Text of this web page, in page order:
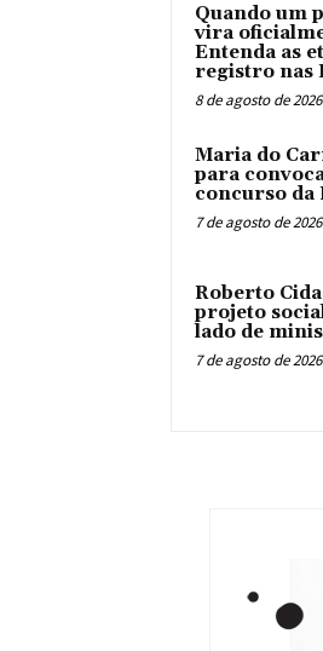
Quando um
vira
Entenda as
registro nas
8 de agosto de 2026
Maria do
para
concurso da
7 de agosto de 2026
Roberto
projeto
lado de
7 de agosto de 2026